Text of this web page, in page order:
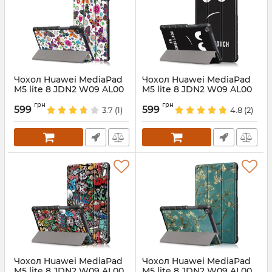
Чохол Huawei MediaPad
M5 lite 8 JDN2 W09 AL00
Артикул: 687800
599 грн
3.7 (1)
Чохол Huawei MediaPad
M5 lite 8 JDN2 W09 AL00
Артикул: 687799
599 грн
4.8 (2)
Чохол Huawei MediaPad
Чохол Huawei MediaPad